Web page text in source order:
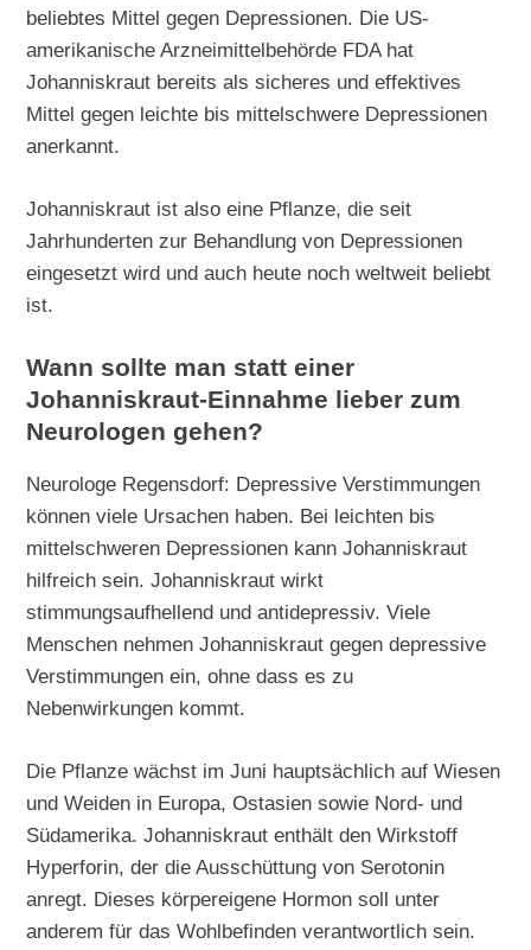
beliebtes Mittel gegen Depressionen. Die US-
amerikanische Arzneimittelbehörde FDA hat
Johanniskraut bereits als sicheres und effektives
Mittel gegen leichte bis mittelschwere Depressionen
anerkannt.
Johanniskraut ist also eine Pflanze, die seit
Jahrhunderten zur Behandlung von Depressionen
eingesetzt wird und auch heute noch weltweit beliebt
ist.
Wann sollte man statt einer
Johanniskraut-Einnahme lieber zum
Neurologen gehen?
Neurologe Regensdorf: Depressive Verstimmungen
können viele Ursachen haben. Bei leichten bis
mittelschweren Depressionen kann Johanniskraut
hilfreich sein. Johanniskraut wirkt
stimmungsaufhellend und antidepressiv. Viele
Menschen nehmen Johanniskraut gegen depressive
Verstimmungen ein, ohne dass es zu
Nebenwirkungen kommt.
Die Pflanze wächst im Juni hauptsächlich auf Wiesen
und Weiden in Europa, Ostasien sowie Nord- und
Südamerika. Johanniskraut enthält den Wirkstoff
Hyperforin, der die Ausschüttung von Serotonin
anregt. Dieses körpereigene Hormon soll unter
anderem für das Wohlbefinden verantwortlich sein.